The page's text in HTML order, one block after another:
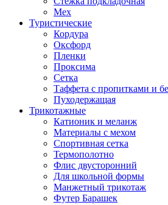
Мех
Туристические
Кордура
Оксфорд
Пленки
Проксима
Сетка
Таффета с пропитками и
Пуходержащая
Трикотажные
Катионик и меланж
Материалы с мехом
Спортивная сетка
Термополотно
Флис двусторонний
Для школьной формы
Манжетный трикотаж
Футер Барашек